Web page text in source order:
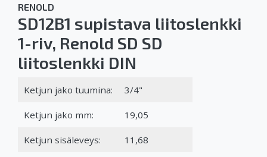
RENOLD
SD12B1 supistava liitoslenkki
1-riv, Renold SD SD
liitoslenkki DIN
Ketjun jako tuumina: 3/4"
Ketjun jako mm: 19,05
Ketjun sisäleveys: 11,68